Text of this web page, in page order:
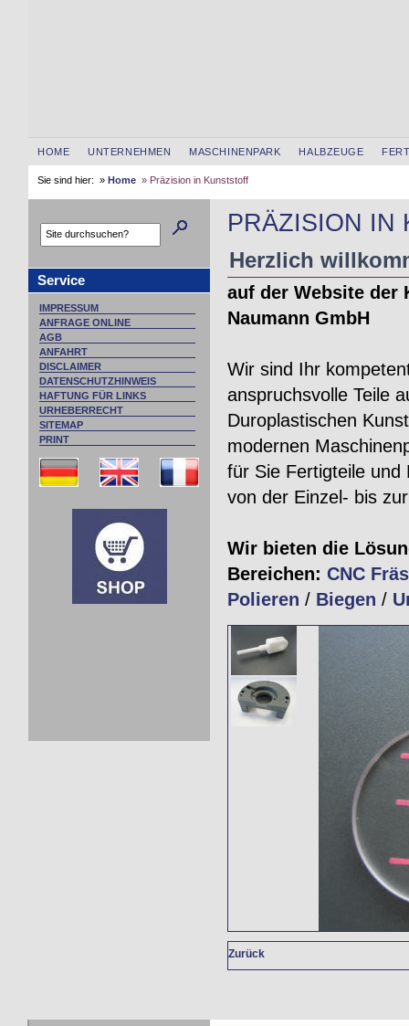
HOME UNTERNEHMEN MASCHINENPARK HALBZEUGE
Sie sind hier: » Home » Präzision in Kunststoff
Service
IMPRESSUM
ANFRAGE ONLINE
AGB
ANFAHRT
DISCLAIMER
DATENSCHUTZHINWEIS
HAFTUNG FÜR LINKS
URHEBERRECHT
SITEMAP
PRINT
PRÄZISION IN
Herzlich
auf der Website der
Naumann GmbH
Wir sind Ihr
anspruchsvolle Teile
Duroplastischen
modernen
für Sie Fertigteile und
von der Einzel- bis
Wir bieten die
Bereichen: CNC
Polieren / Biegen /
Zurück